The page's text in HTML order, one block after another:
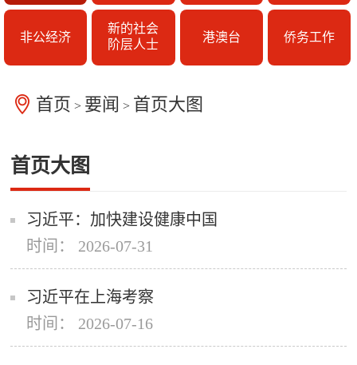
非公经济
新的社会
阶层人士
港澳台 侨务工作
首页 > 要闻 > 首页大图
首页大图
习近平：加快建设健康中国
时间： 2026-07-31
习近平在上海考察
时间： 2026-07-16